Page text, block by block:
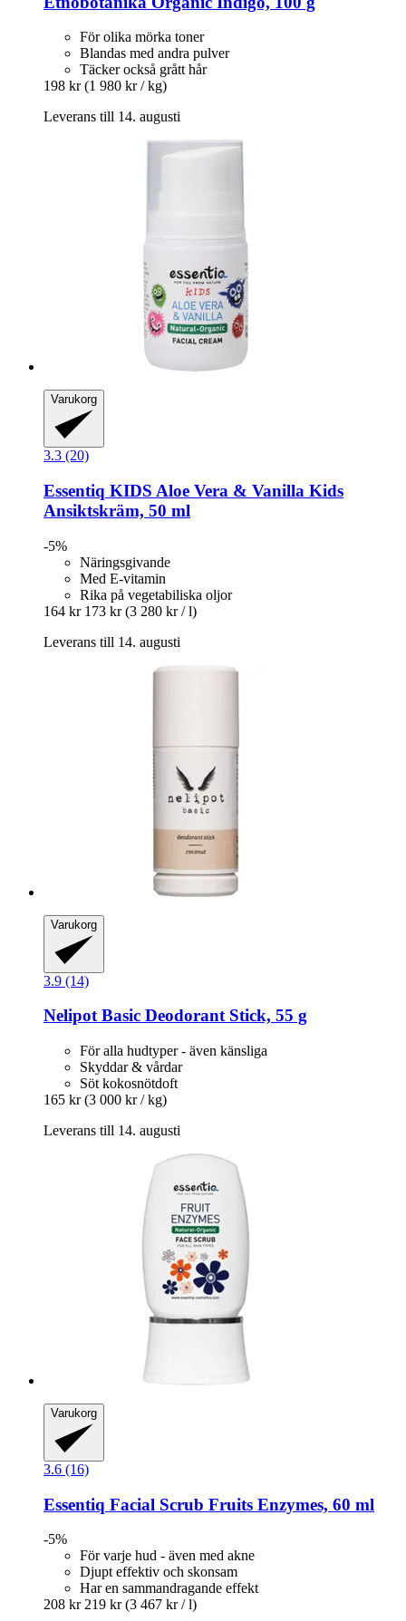
För olika mörka toner
Blandas med andra pulver
Täcker också grått hår
198 kr (1 980 kr / kg)
Leverans till 14. augusti
Varukorg
3.3 (20)
Essentiq KIDS Aloe Vera & Vanilla Kids
Ansiktskräm, 50 ml
-5%
Näringsgivande
Med E-vitamin
Rika på vegetabiliska oljor
164 kr 173 kr (3 280 kr / l)
Leverans till 14. augusti
Varukorg
3.9 (14)
NelipotBasic Deodorant Stick, 55 g
För alla hudtyper - även känsliga
Skyddar & vårdar
Söt kokosnötdoft
165 kr (3 000 kr / kg)
Leverans till 14. augusti
Varukorg
3.6 (16)
Essentiq Facial Scrub Fruits Enzymes, 60 ml
-5%
För varje hud - även med akne
Djupt effektiv och skonsam
Har en sammandragande effekt
208 kr 219 kr (3 467 kr / l)